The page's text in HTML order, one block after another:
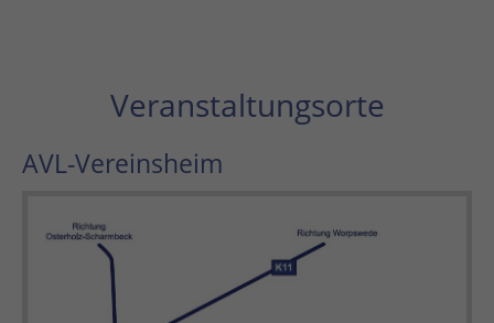
Veranstaltungsorte
AVL-Vereinsheim